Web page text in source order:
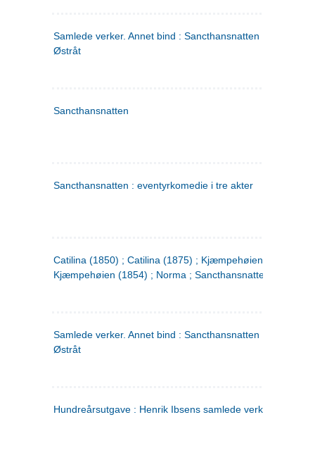
Samlede verker. Annet bind : Sancthansnatten ; Fru Inger
Østråt
Sancthansnatten
Sancthansnatten : eventyrkomedie i tre akter
Catilina (1850) ; Catilina (1875) ; Kjæmpehøien (1850) ;
Kjæmpehøien (1854) ; Norma ; Sancthansnatten
Samlede verker. Annet bind : Sancthansnatten ; Fru Inger
Østråt
Hundreårsutgave : Henrik Ibsens samlede verker. 2